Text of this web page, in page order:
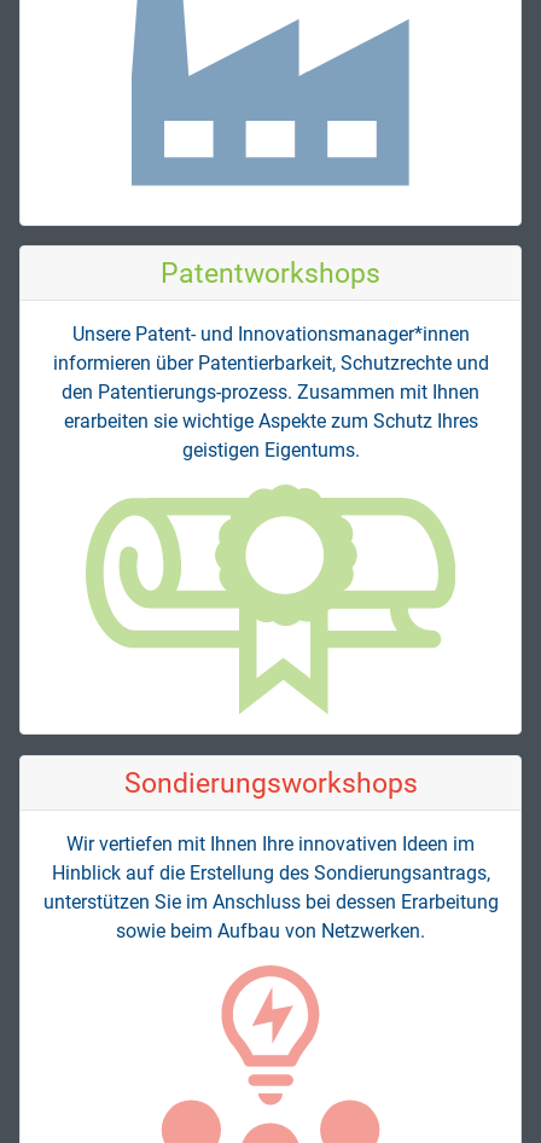
Patent­workshops
Unsere Patent- und Innovations­manager*innen
informieren über Patentierbarkeit, Schutzrechte und
den Patentierungs-prozess. Zusammen mit Ihnen
erarbeiten sie wichtige Aspekte zum Schutz Ihres
geistigen Eigentums.
Sondierungs­workshops
Wir vertiefen mit Ihnen Ihre innovativen Ideen im
Hinblick auf die Erstellung des Sondierungsantrags,
unterstützen Sie im Anschluss bei dessen Erarbeitung
sowie beim Aufbau von Netzwerken.